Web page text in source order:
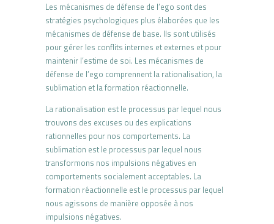
Les mécanismes de défense de l’ego sont des
stratégies psychologiques plus élaborées que les
mécanismes de défense de base. Ils sont utilisés
pour gérer les conflits internes et externes et pour
maintenir l’estime de soi. Les mécanismes de
défense de l’ego comprennent la rationalisation, la
sublimation et la formation réactionnelle.
La rationalisation est le processus par lequel nous
trouvons des excuses ou des explications
rationnelles pour nos comportements. La
sublimation est le processus par lequel nous
transformons nos impulsions négatives en
comportements socialement acceptables. La
formation réactionnelle est le processus par lequel
nous agissons de manière opposée à nos
impulsions négatives.